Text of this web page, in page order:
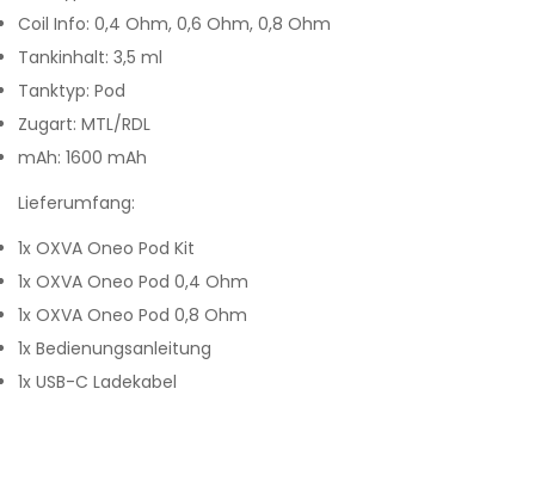
Coil Info: 0,4 Ohm, 0,6 Ohm, 0,8 Ohm
Tankinhalt: 3,5 ml
Tanktyp: Pod
Zugart: MTL/RDL
mAh: 1600 mAh
Lieferumfang:
1x OXVA Oneo Pod Kit
1x OXVA Oneo Pod 0,4 Ohm
1x OXVA Oneo Pod 0,8 Ohm
1x Bedienungsanleitung
1x USB-C Ladekabel